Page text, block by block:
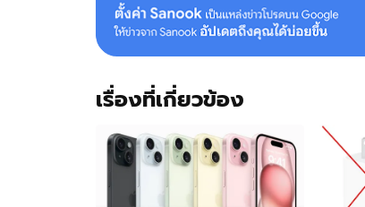
เรื่องที่เกี่ยวข้อง